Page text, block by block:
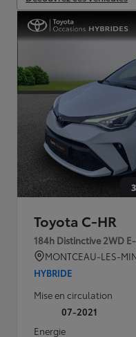
Toyota C-HR
184h Distinctive 2WD
MONTCEAU-LES-
HYBRIDE
Mise en circulation
07-2021
Energie